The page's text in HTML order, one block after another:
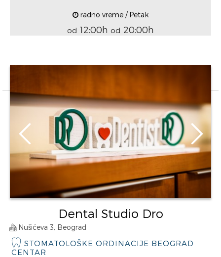
radno vreme / Petak
od 12:00h od 20:00h
Dental Studio Dro
Nušićeva 3, Beograd
STOMATOLOŠKE ORDINACIJE BEOGRAD
CENTAR